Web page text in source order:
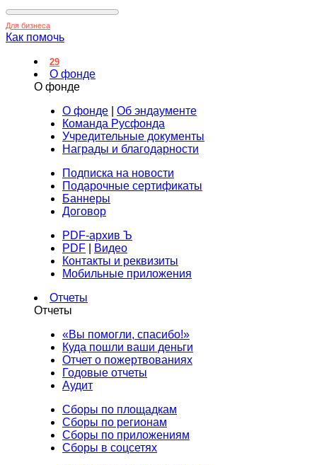
Для бизнеса
Как помочь
29
О фонде
О фонде
О фонде
Об эндаументе
Команда Русфонда
Учредительные документы
Награды и благодарности
Подписка на новости
Подарочные сертификаты
Баннеры
Договор
PDF-архив Ъ
PDF
Видео
Контакты и реквизиты
Мобильные приложения
Отчеты
Отчеты
«Вы помогли, спасибо!»
Куда пошли ваши деньги
Отчет о пожертвованиях
Годовые отчеты
Аудит
Сборы по площадкам
Сборы по регионам
Сборы по приложениям
Сборы в соцсетях